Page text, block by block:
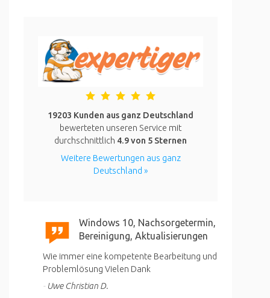
19203 Kunden aus ganz Deutschland
bewerteten unseren Service mit
durchschnittlich 4.9von 5 Sternen
Weitere Bewertungen aus ganz
Deutschland »
Windows 10, Nachsorgetermin,
Bereinigung, Aktualisierungen
Wie immer eine kompetente Bearbeitung und
Problemlösung Vielen Dank
Uwe Christian D.